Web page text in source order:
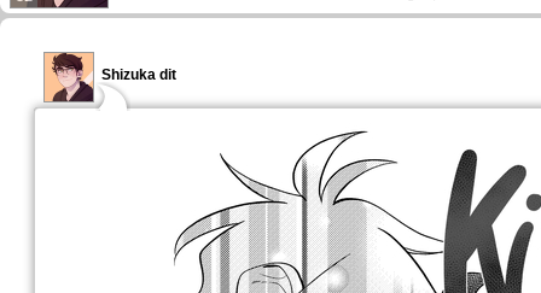
Shizuka dit